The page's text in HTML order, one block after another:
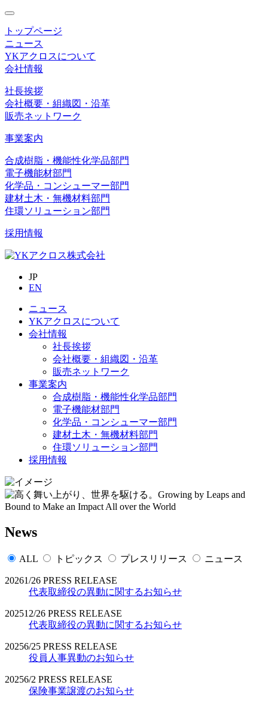
toggle
navigation
トップページ
ニュース
YKアクロスについて
会社情報
社長挨拶
会社概要・組織図・沿革
販売ネットワーク
事業案内
合成樹脂・機能性化学品部門
電子機能材部門
化学品・コンシューマー部門
建材土木・無機材料部門
住環ソリューション部門
採用情報
JP
EN
ニュース
YKアクロスについて
会社情報
社長挨拶
会社概要・組織図・沿革
販売ネットワーク
事業案内
合成樹脂・機能性化学品部門
電子機能材部門
化学品・コンシューマー部門
建材土木・無機材料部門
住環ソリューション部門
採用情報
News
ALL トピックス プレスリリース ニュース
20261/26 PRESS RELEASE
代表取締役の異動に関するお知らせ
202512/26 PRESS RELEASE
代表取締役の異動に関するお知らせ
20256/25 PRESS RELEASE
役員人事異動のお知らせ
20256/2 PRESS RELEASE
保険事業譲渡のお知らせ